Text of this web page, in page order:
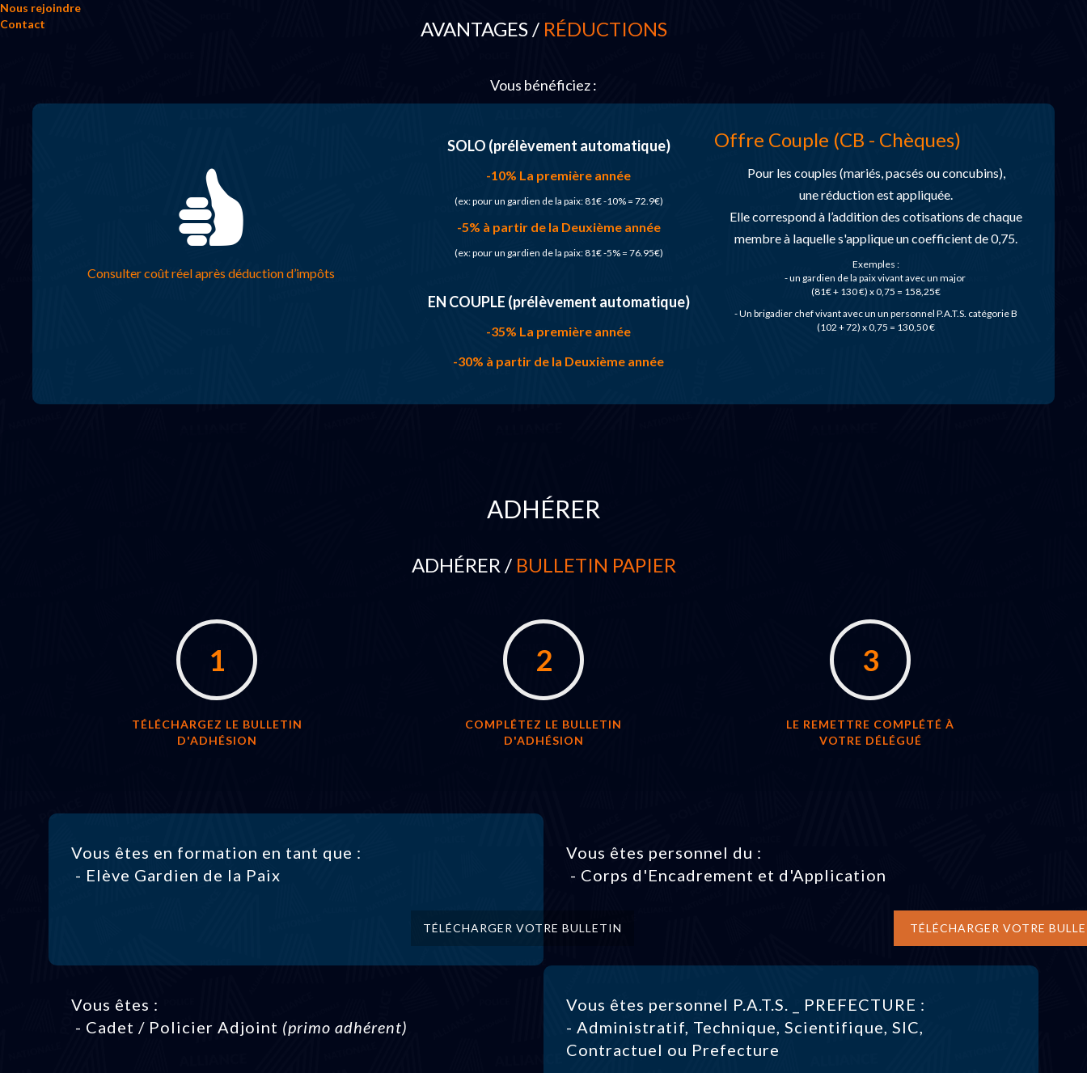
Nous rejoindre
Contact
AVANTAGES / RÉDUCTIONS
Vous bénéficiez :
Consulter coût réel après déduction d’impôts
SOLO (prélèvement automatique)
-10% La première année
(ex: pour un gardien de la paix: 81€ -10% = 72.9€)
-5% à partir de la Deuxième année
(ex: pour un gardien de la paix: 81€ -5% = 76.95€)
EN COUPLE (prélèvement automatique)
-35% La première année
-30% à partir de la Deuxième année
Offre Couple (CB - Chèques)
Pour les couples (mariés, pacsés ou concubins),
une réduction est appliquée.
Elle correspond à l’addition des cotisations de chaque
membre à laquelle s'applique un coefficient de 0,75.
Exemples :
- un gardien de la paix vivant avec un major
(81€ + 130 €) x 0,75 = 158,25€
- Un brigadier chef vivant avec un un personnel P.A.T.S. catégorie B
(102 + 72) x 0,75 = 130,50 €
ADHÉRER
ADHÉRER /BULLETIN PAPIER
1
TÉLÉCHARGEZ LE BULLETIN
D'ADHÉSION
2
COMPLÉTEZ LE BULLETIN
D'ADHÉSION
3
LE REMETTRE COMPLÉTÉ À
VOTRE DÉLÉGUÉ
Vous êtes en formation en tant que :
- Elève Gardien de la Paix
TÉLÉCHARGER VOTRE BULLETIN
Vous êtes personnel du :
- Corps d'Encadrement et d'Application
TÉLÉCHARGER VOTRE
Vous êtes :
- Cadet / Policier Adjoint (primo adhérent)
Vous êtes personnel P.A.T.S. _ PREFECTURE :
- Administratif, Technique, Scientifique, SIC,
Contractuel ou Prefecture